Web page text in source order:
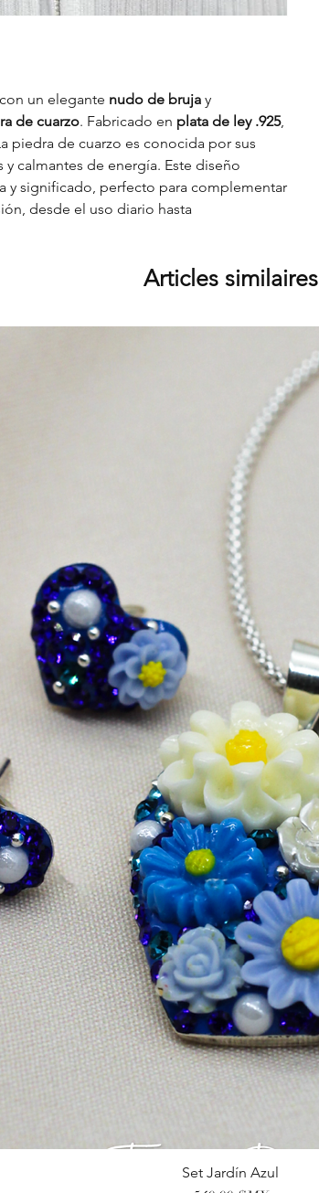
un elegante nudo de bruja y
de cuarzo. Fabricado en plata de ley .925,
piedra de cuarzo es conocida por sus
calmantes de energía. Este diseño
y significado, perfecto para complementar
desde el uso diario hasta
Articles similaires
Aperçu rapide
Set Jardín Azul